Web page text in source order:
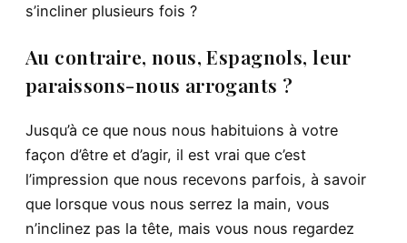
s’incliner plusieurs fois ?
Au contraire, nous, Espagnols, leur
paraissons-nous arrogants ?
Jusqu’à ce que nous nous habituions à votre
façon d’être et d’agir, il est vrai que c’est
l’impression que nous recevons parfois, à savoir
que lorsque vous nous serrez la main, vous
n’inclinez pas la tête, mais vous nous regardez